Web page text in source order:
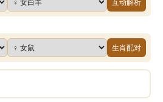
生肖配对